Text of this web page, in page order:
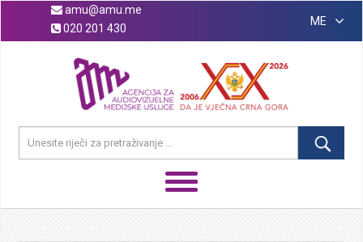
amu@amu.me
020 201 430
ME